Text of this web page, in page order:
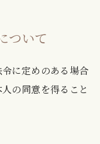
ついて
に定めのある場合
の同意を得ること